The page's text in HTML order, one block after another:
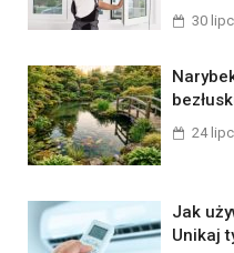
30
24
Jak
Unikaj